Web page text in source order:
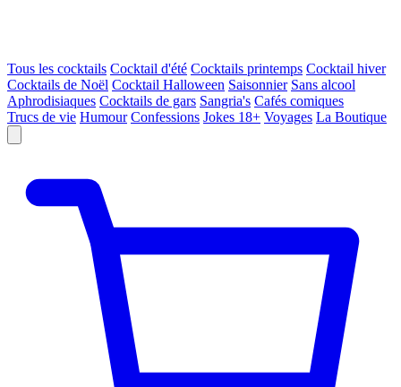
Tous les cocktails Cocktail d'été Cocktails printemps Cocktail hiver
Cocktails de Noël Cocktail Halloween Saisonnier Sans alcool
Aphrodisiaques Cocktails de gars Sangria's Cafés comiques
Trucs de vie Humour Confessions Jokes 18+ Voyages La Boutique